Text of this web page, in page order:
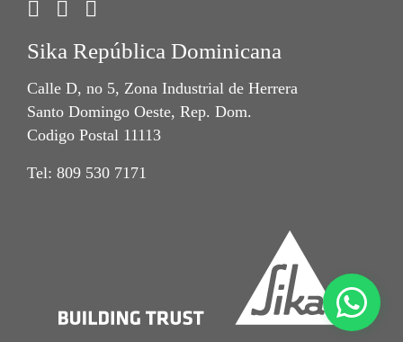
Sika República Dominicana
Calle D, no 5, Zona Industrial de Herrera
Santo Domingo Oeste, Rep. Dom.
Codigo Postal 11113
Tel: 809 530 7171